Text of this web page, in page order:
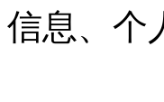
信息、个